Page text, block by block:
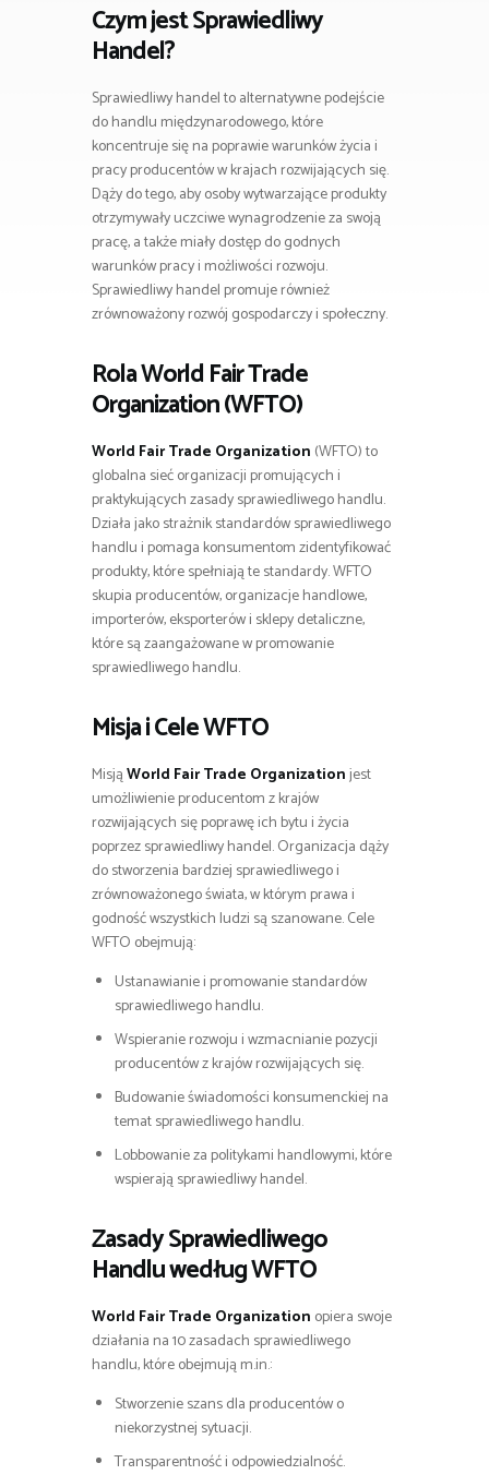
Czym jest Sprawiedliwy
Handel?
Sprawiedliwy handel to alternatywne podejście
do handlu międzynarodowego, które
koncentruje się na poprawie warunków życia i
pracy producentów w krajach rozwijających się.
Dąży do tego, aby osoby wytwarzające produkty
otrzymywały uczciwe wynagrodzenie za swoją
pracę, a także miały dostęp do godnych
warunków pracy i możliwości rozwoju.
Sprawiedliwy handel promuje również
zrównoważony rozwój gospodarczy i społeczny.
RolaWorld Fair Trade
Organization(WFTO)
World Fair Trade Organization (WFTO) to
globalna sieć organizacji promujących i
praktykujących zasady sprawiedliwego handlu.
Działa jako strażnik standardów sprawiedliwego
handlu i pomaga konsumentom zidentyfikować
produkty, które spełniają te standardy. WFTO
skupia producentów, organizacje handlowe,
importerów, eksporterów i sklepy detaliczne,
które są zaangażowane w promowanie
sprawiedliwego handlu.
Misja i Cele WFTO
MisjąWorld Fair Trade Organizationjest
umożliwienie producentom z krajów
rozwijających się poprawę ich bytu i życia
poprzez sprawiedliwy handel. Organizacja dąży
do stworzenia bardziej sprawiedliwego i
zrównoważonego świata, w którym prawa i
godność wszystkich ludzi są szanowane. Cele
WFTO obejmują:
Ustanawianie i promowanie standardów
sprawiedliwego handlu.
Wspieranie rozwoju i wzmacnianie pozycji
producentów z krajów rozwijających się.
Budowanie świadomości konsumenckiej na
temat sprawiedliwego handlu.
Lobbowanie za politykami handlowymi, które
wspierają sprawiedliwy handel.
Zasady Sprawiedliwego
Handlu według WFTO
World Fair Trade Organization opiera swoje
działania na 10 zasadach sprawiedliwego
handlu, które obejmują m.in.:
Stworzenie szans dla producentów o
niekorzystnej sytuacji.
Transparentność i odpowiedzialność.